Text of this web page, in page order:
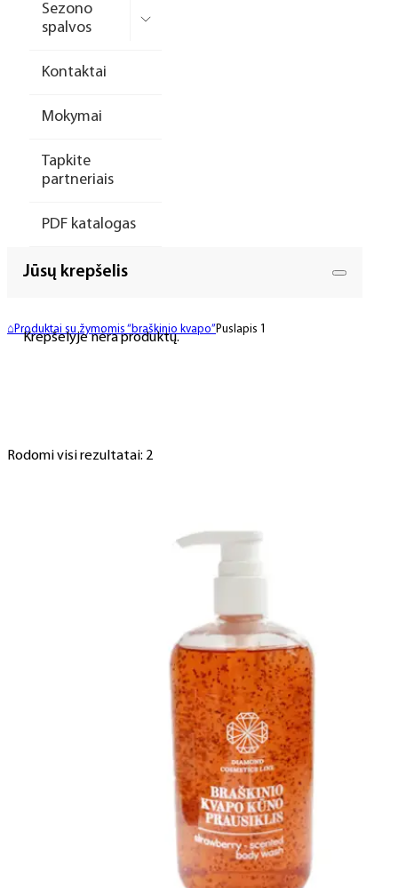
Sezono
spalvos
Kontaktai
Mokymai
Tapkite
partneriais
PDF katalogas
Jūsų krepšelis
Krepšelyje nėra produktų.
⌂ Produktai su žymomis “braškinio kvapo” Puslapis 1
Rodomi visi rezultatai: 2